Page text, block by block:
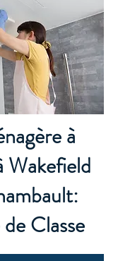
à
Wakefield
Classe